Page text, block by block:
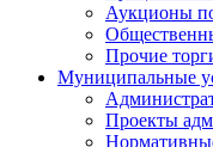
Аукционы
Прочие
Муниципальные
Проекты